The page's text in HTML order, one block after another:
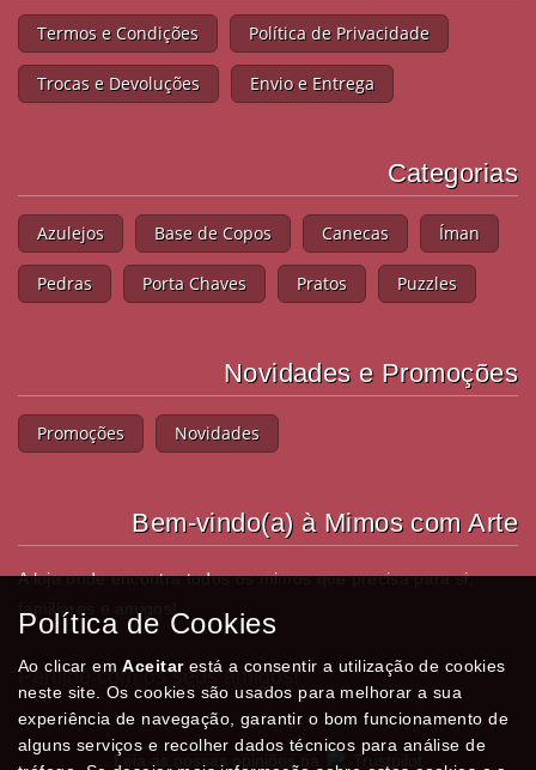
Termos e Condições Política de Privacidade
Trocas e Devoluções Envio e Entrega
Categorias
Azulejos Base de Copos Canecas Íman
Pedras Porta Chaves Pratos Puzzles
Novidades e Promoções
Promoções Novidades
Bem-vindo(a) à Mimos com Arte
A loja onde encontra todos os mimos que precisa para si,
familiares e amigos!
Partilhe com os seus amigos!
Leia as nossas opiniões na Trustpilot
Política de Cookies
Ao clicar emAceitarestá a consentir a utilização de cookies
neste site. Os cookies são usados para melhorar a sua
experiência de navegação, garantir o bom funcionamento de
alguns serviços e recolher dados técnicos para análise de